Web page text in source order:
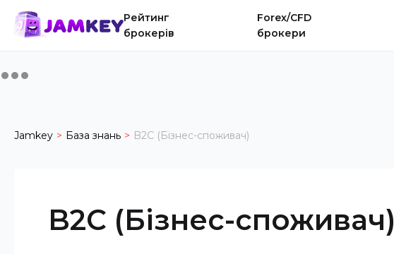
Рейтинг
брокерів
Forex/CFD
брокери
Jamkey База знань B2C (Бізнес-споживач)
B2C (Бізнес-споживач)